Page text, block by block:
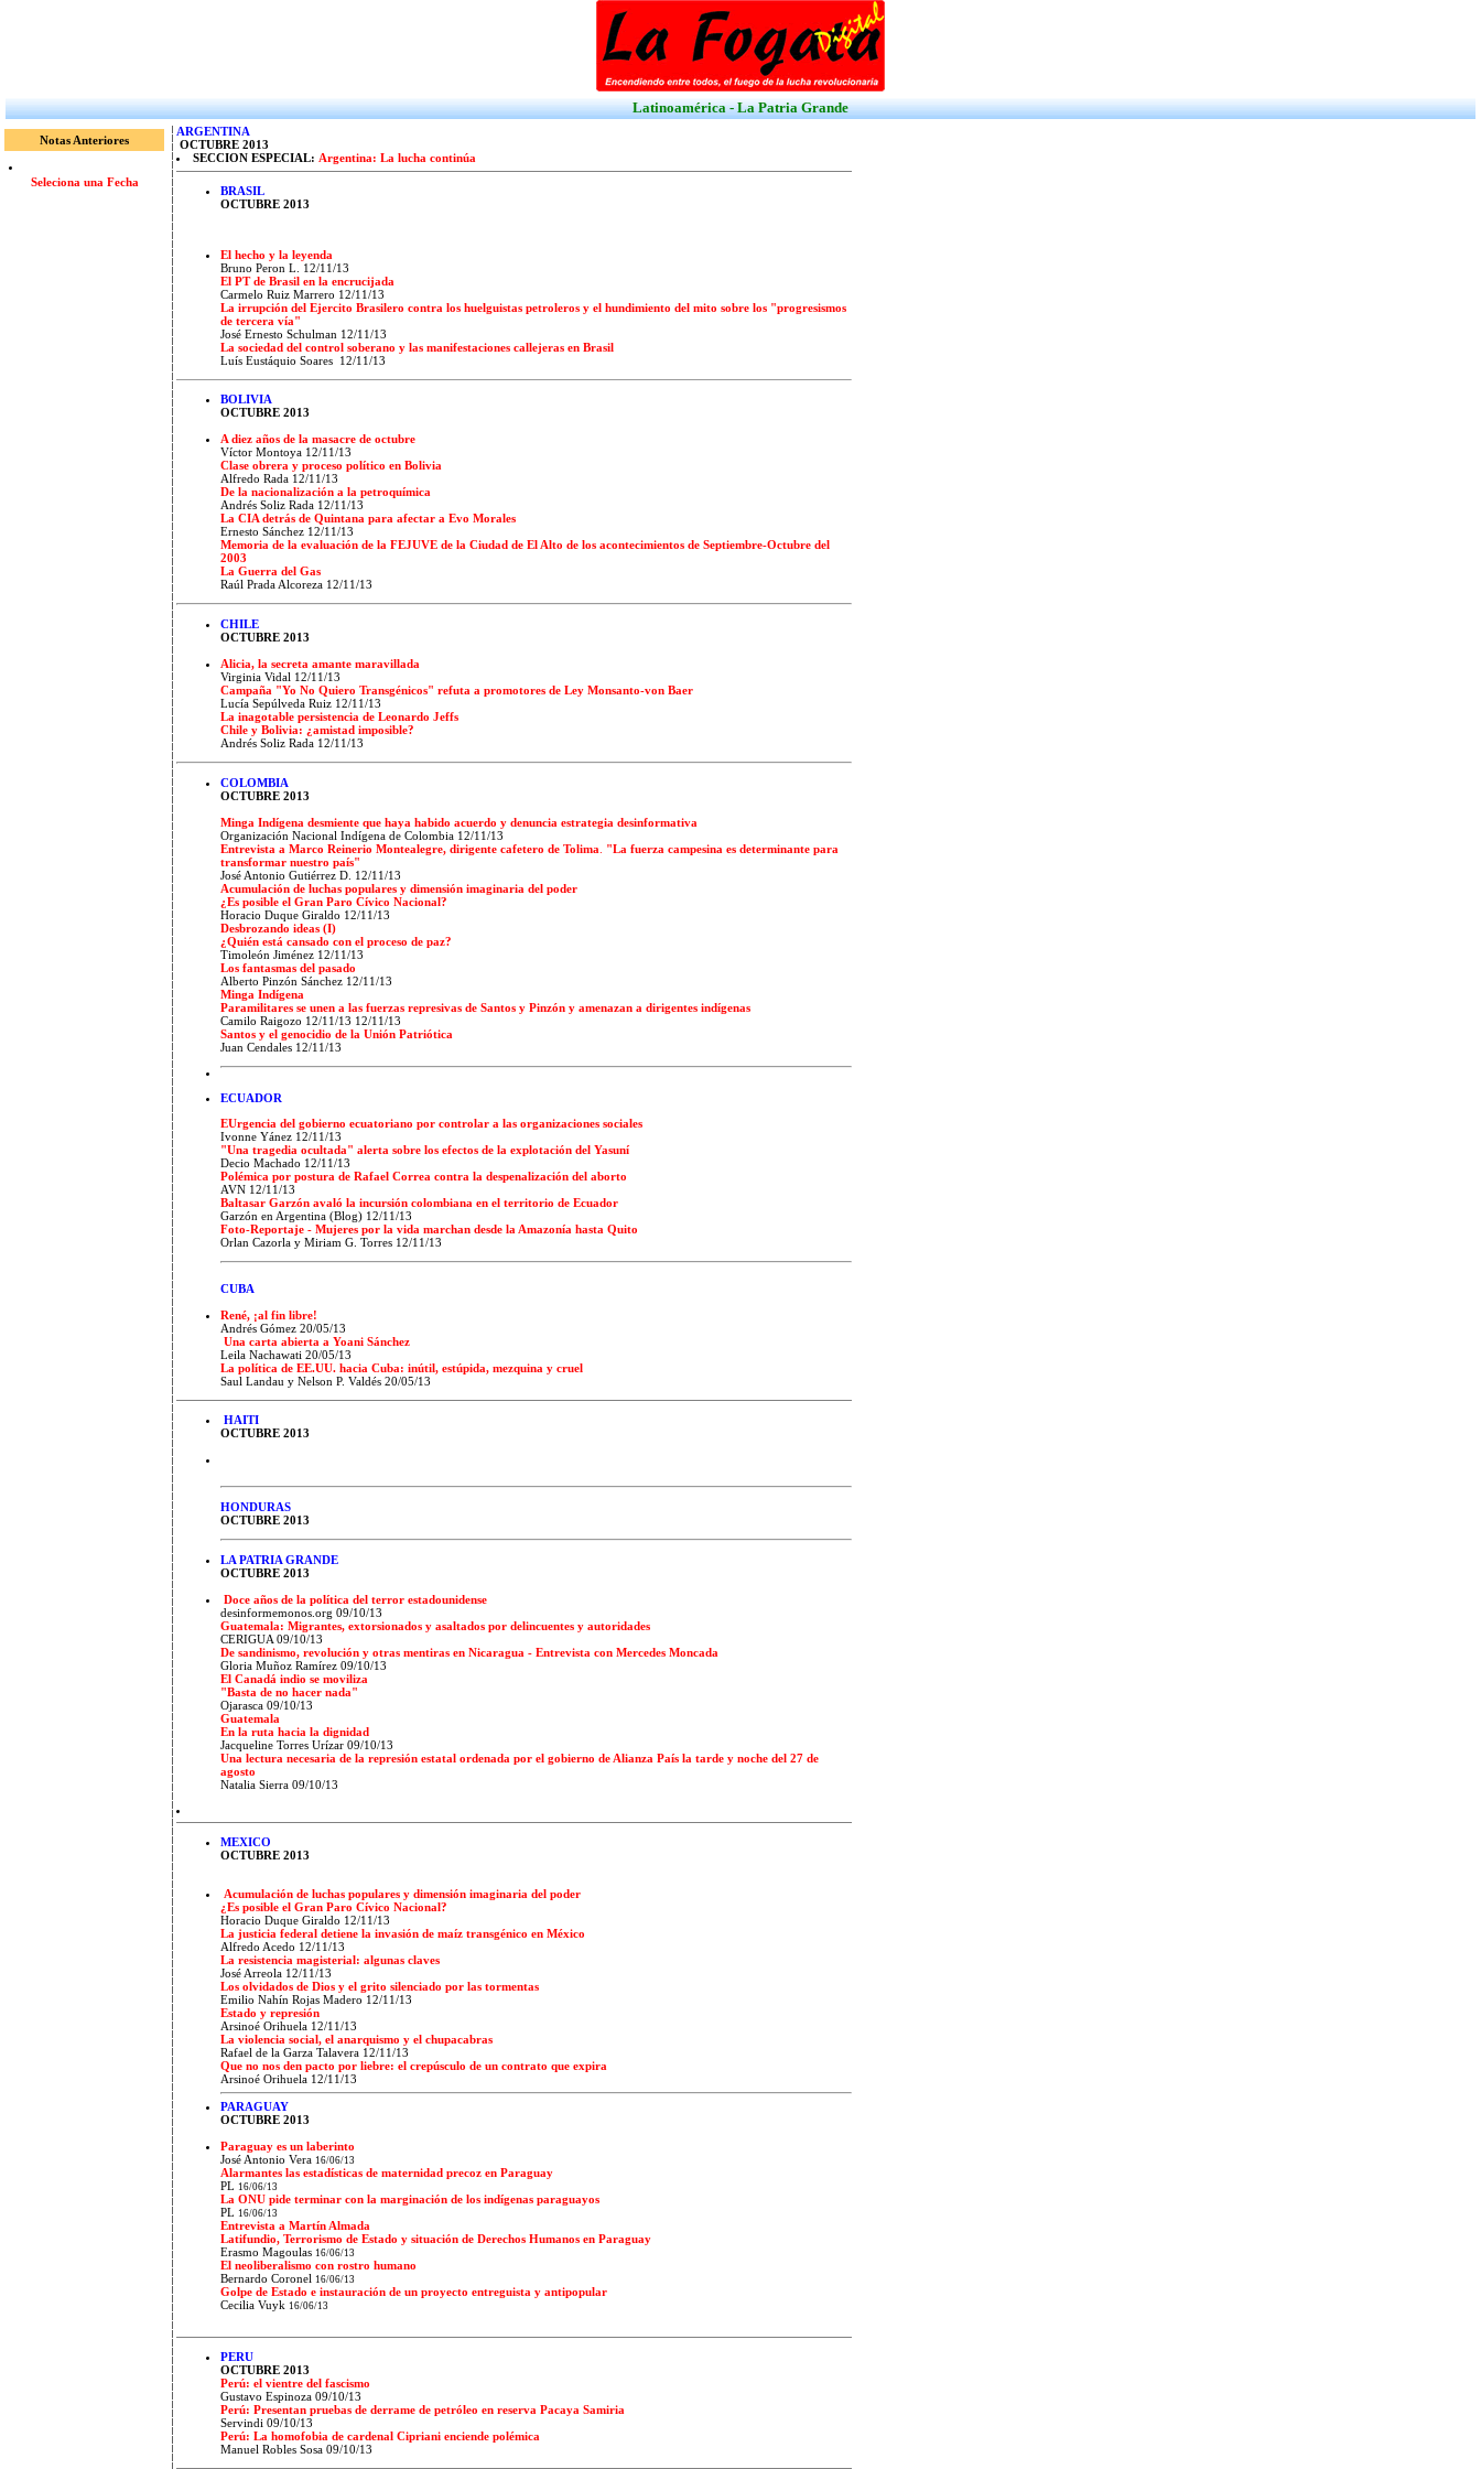
Latinoamérica - La Patria Grande
Notas Anteriores
Seleciona una Fecha
ARGENTINA
OCTUBRE 2013
SECCION ESPECIAL: Argentina: La lucha continúa
BRASIL
OCTUBRE 2013
El hecho y la leyenda
Bruno Peron L. 12/11/13
El PT de Brasil en la encrucijada
Carmelo Ruiz Marrero 12/11/13
La irrupción del Ejercito Brasilero contra los huelguistas petroleros y el hundimiento del mito sobre los "progresismos
de tercera vía"
José Ernesto Schulman 12/11/13
La sociedad del control soberano y las manifestaciones callejeras en Brasil
Luís Eustáquio Soares 12/11/13
BOLIVIA
OCTUBRE 2013
A diez años de la masacre de octubre
Víctor Montoya 12/11/13
Clase obrera y proceso político en Bolivia
Alfredo Rada 12/11/13
De la nacionalización a la petroquímica
Andrés Soliz Rada 12/11/13
La CIA detrás de Quintana para afectar a Evo Morales
Ernesto Sánchez 12/11/13
Memoria de la evaluación de la FEJUVE de la Ciudad de El Alto de los acontecimientos de Septiembre-Octubre del
2003
La Guerra del Gas
Raúl Prada Alcoreza 12/11/13
CHILE
OCTUBRE 2013
Alicia, la secreta amante maravillada
Virginia Vidal 12/11/13
Campaña "Yo No Quiero Transgénicos" refuta a promotores de Ley Monsanto-von Baer
Lucía Sepúlveda Ruiz 12/11/13
La inagotable persistencia de Leonardo Jeffs
Chile y Bolivia: ¿amistad imposible?
Andrés Soliz Rada 12/11/13
COLOMBIA
OCTUBRE 2013
Minga Indígena desmiente que haya habido acuerdo y denuncia estrategia desinformativa
Organización Nacional Indígena de Colombia 12/11/13
Entrevista a Marco Reinerio Montealegre, dirigente cafetero de Tolima
"La fuerza campesina es determinante para
transformar nuestro país"
José Antonio Gutiérrez D. 12/11/13
Acumulación de luchas populares y dimensión imaginaria del poder
¿Es posible el Gran Paro Cívico Nacional?
Horacio Duque Giraldo 12/11/13
Desbrozando ideas (I)
¿Quién está cansado con el proceso de paz?
Timoleón Jiménez 12/11/13
Los fantasmas del pasado
Alberto Pinzón Sánchez 12/11/13
Minga Indígena
Paramilitares se unen a las fuerzas represivas de Santos y Pinzón y amenazan a dirigentes indígenas
Camilo Raigozo 12/11/13 12/11/13
Santos y el genocidio de la Unión Patriótica
Juan Cendales 12/11/13
ECUADOR
EUrgencia del gobierno ecuatoriano por controlar a las organizaciones sociales
Ivonne Yánez 12/11/13
"Una tragedia ocultada" alerta sobre los efectos de la explotación del Yasuní
Decio Machado 12/11/13
Polémica por postura de Rafael Correa contra la despenalización del aborto
AVN 12/11/13
Baltasar Garzón avaló la incursión colombiana en el territorio de Ecuador
Garzón en Argentina (Blog) 12/11/13
Foto-Reportaje - Mujeres por la vida marchan desde la Amazonía hasta Quito
Orlan Cazorla y Miriam G. Torres 12/11/13
CUBA
René, ¡al fin libre!
Andrés Gómez 20/05/13
Una carta abierta a Yoani Sánchez
Leila Nachawati 20/05/13
La política de EE.UU. hacia Cuba: inútil, estúpida, mezquina y cruel
Saul Landau y Nelson P. Valdés 20/05/13
HAITI
OCTUBRE 2013
HONDURAS
OCTUBRE 2013
LA PATRIA GRANDE
OCTUBRE 2013
Doce años de la política del terror estadounidense
desinformemonos.org 09/10/13
Guatemala: Migrantes, extorsionados y asaltados por delincuentes y autoridades
CERIGUA 09/10/13
De sandinismo, revolución y otras mentiras en Nicaragua - Entrevista con Mercedes Moncada
Gloria Muñoz Ramírez 09/10/13
El Canadá indio se moviliza
"Basta de no hacer nada"
Ojarasca 09/10/13
Guatemala
En la ruta hacia la dignidad
Jacqueline Torres Urízar 09/10/13
Una lectura necesaria de la represión estatal ordenada por el gobierno de Alianza País la tarde y noche del 27 de
agosto
Natalia Sierra 09/10/13
MEXICO
OCTUBRE 2013
Acumulación de luchas populares y dimensión imaginaria del poder
¿Es posible el Gran Paro Cívico Nacional?
Horacio Duque Giraldo 12/11/13
La justicia federal detiene la invasión de maíz transgénico en México
Alfredo Acedo 12/11/13
La resistencia magisterial: algunas claves
José Arreola 12/11/13
Los olvidados de Dios y el grito silenciado por las tormentas
Emilio Nahín Rojas Madero 12/11/13
Estado y represión
Arsinoé Orihuela 12/11/13
La violencia social, el anarquismo y el chupacabras
Rafael de la Garza Talavera 12/11/13
Que no nos den pacto por liebre: el crepúsculo de un contrato que expira
Arsinoé Orihuela 12/11/13
PARAGUAY
OCTUBRE 2013
Paraguay es un laberinto
José Antonio Vera 16/06/13
Alarmantes las estadísticas de maternidad precoz en Paraguay
PL 16/06/13
La ONU pide terminar con la marginación de los indígenas paraguayos
PL 16/06/13
Entrevista a Martín Almada
Latifundio, Terrorismo de Estado y situación de Derechos Humanos en Paraguay
Erasmo Magoulas 16/06/13
El neoliberalismo con rostro humano
Bernardo Coronel 16/06/13
Golpe de Estado e instauración de un proyecto entreguista y antipopular
Cecilia Vuyk 16/06/13
PERU
OCTUBRE 2013
Perú: el vientre del fascismo
Gustavo Espinoza 09/10/13
Perú: Presentan pruebas de derrame de petróleo en reserva Pacaya Samiria
Servindi 09/10/13
Perú: La homofobia de cardenal Cipriani enciende polémica
Manuel Robles Sosa 09/10/13